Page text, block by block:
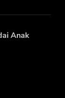
Anak